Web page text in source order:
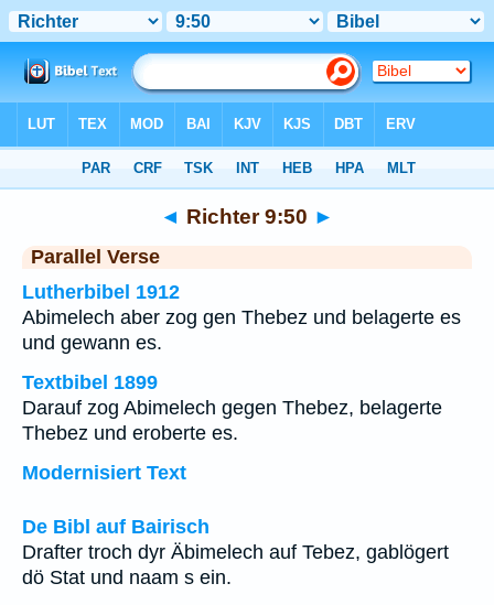
◄ Richter 9:50 ►
Parallel Verse
Lutherbibel 1912
Abimelech aber zog gen Thebez und belagerte es
und gewann es.
Textbibel 1899
Darauf zog Abimelech gegen Thebez, belagerte
Thebez und eroberte es.
Modernisiert Text
De Bibl auf Bairisch
Drafter troch dyr Äbimelech auf Tebez, gablögert
dö Stat und naam s ein.